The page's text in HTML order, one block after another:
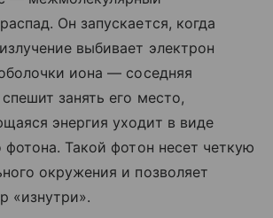
Он запускается, когда
выбивает электрон
иона — соседняя
занять его место,
энергия уходит в виде
фотона. Такой фотон несет четкую
окружения и позволяет
«изнутри».